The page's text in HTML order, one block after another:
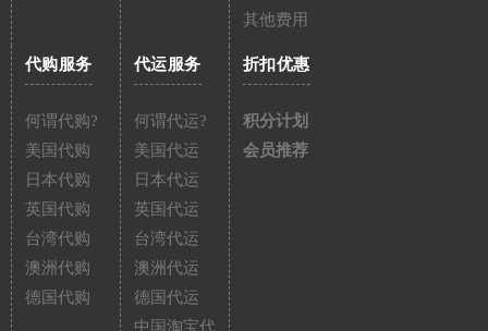
其他费用
代购服务
何谓代购?
美国代购
日本代购
英国代购
台湾代购
澳洲代购
德国代购
代运服务
何谓代运?
美国代运
日本代运
英国代运
台湾代运
澳洲代运
德国代运
中国淘宝代
折扣优惠
积分计划
会员推荐